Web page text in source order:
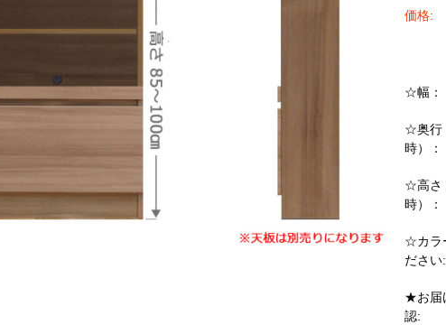
ダストボックス収納可能
ハイタイプレンジ台
キッチンボード（食器棚・カップボード）
食器棚
【LASCO】ワードローブ
【LASCO】スリムラック
【VALO】ダイニングテーブル
【Idea】デスク
シェーズロングソファー
シリーズで選ぶ
【Chene】ウ
【Cruse】ウ
【RAMON】
【Grace】ウ
タワー tower（山崎実業）
テレビ台 趣味の収納
釣竿・釣り具収納
CDラック・DVDラック
ディスプレイ鍋収納【Pots】
究極の自分空間
個室型デスク
【COZYROOM】
価格:
☆幅：
☆奥行
時）：
☆高さ
時）：
☆カラ
ださい:
★お届
認: